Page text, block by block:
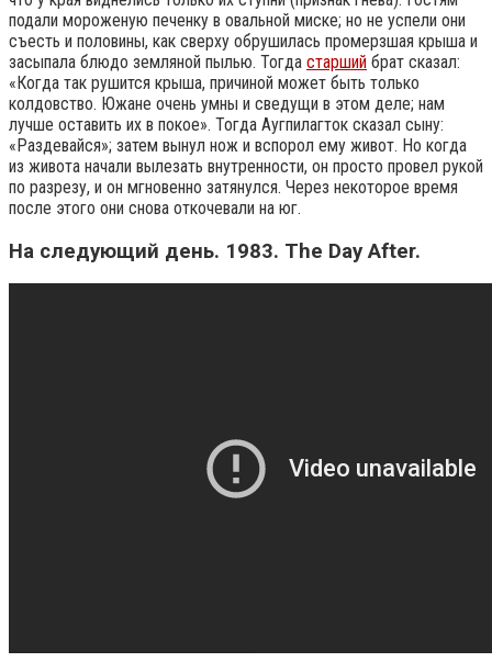
подали мороженую печенку в овальной миске; но не успели они
съесть и половины, как сверху обрушилась промерзшая крыша и
засыпала блюдо земляной пылью. Тогда старший брат сказал:
«Когда так рушится крыша, причиной может быть только
колдовство. Южане очень умны и сведущи в этом деле; нам
лучше оставить их в покое». Тогда Аугпилагток сказал сыну:
«Раздевайся»; затем вынул нож и вспорол ему живот. Но когда
из живота начали вылезать внутренности, он просто провел рукой
по разрезу, и он мгновенно затянулся. Через некоторое время
после этого они снова откочевали на юг.
На следующий день. 1983. The Day After.